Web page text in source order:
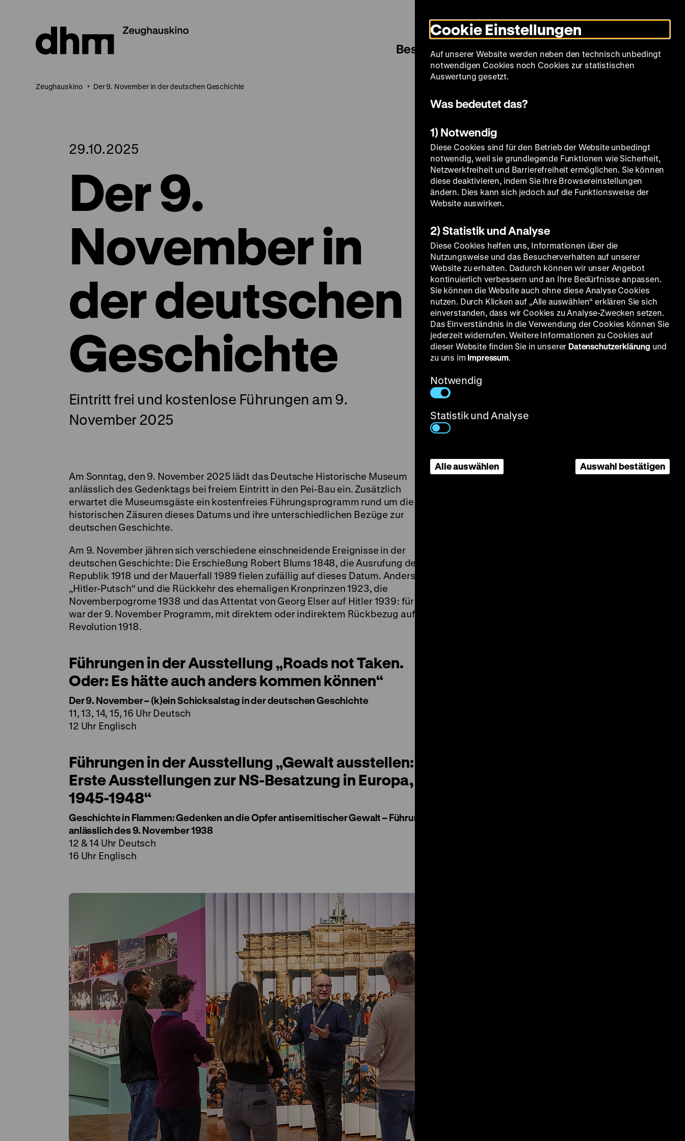
Seiteninhalt
springen
Modus
umschalten
Sprache
Besuch Spielplan Filmreihen Über uns
Zeughauskino Der 9. November in der deutschen Geschichte
29.10.2025
Der 9.
November in
der deutschen
Geschichte
Eintritt frei und kostenlose Führungen am 9.
November 2025
Am Sonntag, den 9. November 2025 lädt das Deutsche Historische Museum
anlässlich des Gedenktags bei freiem Eintritt in den Pei-Bau ein. Zusätzlich
erwartet die Museumsgäste ein kostenfreies Führungsprogramm rund um die
historischen Zäsuren dieses Datums und ihre unterschiedlichen Bezüge zur
deutschen Geschichte.
Am 9. November jähren sich verschiedene einschneidende Ereignisse in der
deutschen Geschichte: Die Erschießung Robert Blums 1848, die Ausrufung der
Republik 1918 und der Mauerfall 1989 fielen zufällig auf dieses Datum. Anders der
„Hitler-Putsch“ und die Rückkehr des ehemaligen Kronprinzen 1923, die
Novemberpogrome 1938 und das Attentat von Georg Elser auf Hitler 1939: für sie
war der 9. November Programm, mit direktem oder indirektem Rückbezug auf die
Revolution 1918.
Führungen in der Ausstellung „Roads not Taken.
Oder: Es hätte auch anders kommen können“
Der 9. November – (k)ein Schicksalstag in der deutschen Geschichte
11, 13, 14, 15, 16 Uhr Deutsch
12 Uhr Englisch
Führungen in der Ausstellung „Gewalt ausstellen:
Erste Ausstellungen zur NS-Besatzung in Europa,
1945-1948“
Geschichte in Flammen: Gedenken an die Opfer antisemitischer Gewalt – Führung
anlässlich des 9. November 1938
12 & 14 Uhr Deutsch
16 Uhr Englisch
Cookie Einstellungen
Auf unserer Website werden neben den technisch unbedingt
notwendigen Cookies noch Cookies zur statistischen
Auswertung gesetzt.
Was bedeutet das?
1) Notwendig
Diese Cookies sind für den Betrieb der Website unbedingt
notwendig, weil sie grundlegende Funktionen wie Sicherheit,
Netzwerkfreiheit und Barrierefreiheit ermöglichen. Sie können
diese deaktivieren, indem Sie ihre Browsereinstellungen
ändern. Dies kann sich jedoch auf die Funktionsweise der
Website auswirken.
2) Statistik und Analyse
Diese Cookies helfen uns, Informationen über die
Nutzungsweise und das Besucherverhalten auf unserer
Website zu erhalten. Dadurch können wir unser Angebot
kontinuierlich verbessern und an Ihre Bedürfnisse anpassen.
Sie können die Website auch ohne diese Analyse Cookies
nutzen. Durch Klicken auf „Alle auswählen“ erklären Sie sich
einverstanden, dass wir Cookies zu Analyse-Zwecken setzen.
Das Einverständnis in die Verwendung der Cookies können Sie
jederzeit widerrufen. Weitere Informationen zu Cookies auf
dieser Website finden Sie in unserer Datenschutzerklärung und
zu uns im Impressum.
Notwendig
Statistik und Analyse
Alle auswählen Auswahl bestätigen